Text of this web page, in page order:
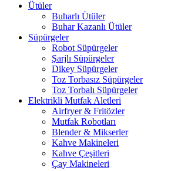
Ütüler
Buharlı Ütüler
Buhar Kazanlı Ütüler
Süpürgeler
Robot Süpürgeler
Şarjlı Süpürgeler
Dikey Süpürgeler
Toz Torbasız Süpürgeler
Toz Torbalı Süpürgeler
Elektrikli Mutfak Aletleri
Airfryer & Fritözler
Mutfak Robotları
Blender & Mikserler
Kahve Makineleri
Kahve Çeşitleri
Çay Makineleri